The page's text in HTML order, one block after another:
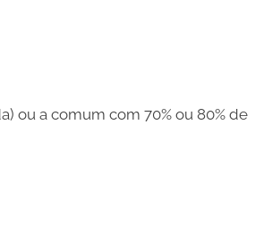
ou a comum com 70% ou 80% de